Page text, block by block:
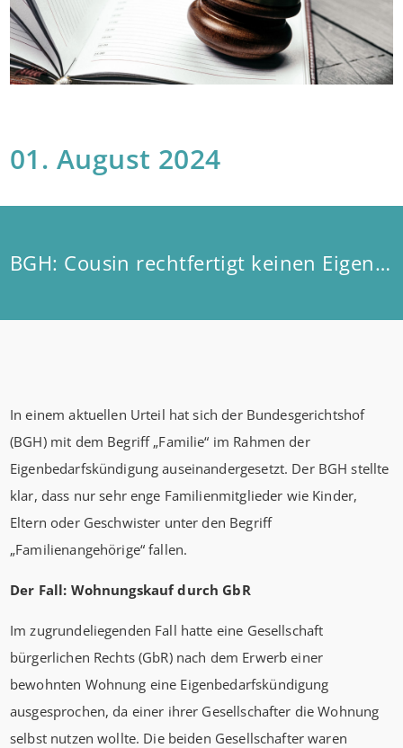
01. August 2024
BGH: Cousin rechtfertigt keinen Eigenbedarf
In einem aktuellen Urteil hat sich der Bundesgerichtshof
(BGH) mit dem Begriff „Familie“ im Rahmen der
Eigenbedarfskündigung auseinandergesetzt. Der BGH stellte
klar, dass nur sehr enge Familienmitglieder wie Kinder,
Eltern oder Geschwister unter den Begriff
„Familienangehörige“ fallen.
Der Fall: Wohnungskauf durch GbR
Im zugrundeliegenden Fall hatte eine Gesellschaft
bürgerlichen Rechts (GbR) nach dem Erwerb einer
bewohnten Wohnung eine Eigenbedarfskündigung
ausgesprochen, da einer ihrer Gesellschafter die Wohnung
selbst nutzen wollte. Die beiden Gesellschafter waren